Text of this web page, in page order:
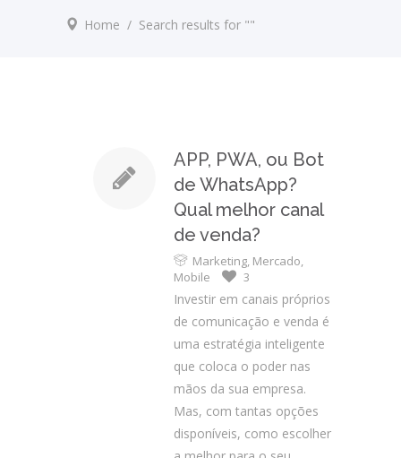
Home / Search results for ""
APP, PWA, ou Bot
de WhatsApp?
Qual melhor canal
de venda?
Marketing, Mercado,
Mobile
3
Investir em canais próprios
de comunicação e venda é
uma estratégia inteligente
que coloca o poder nas
mãos da sua empresa.
Mas, com tantas opções
disponíveis, como escolher